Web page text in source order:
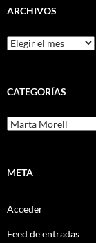
ARCHIVOS
Archivos
CATEGORÍAS
Categorías
META
Acceder
Feed de entradas